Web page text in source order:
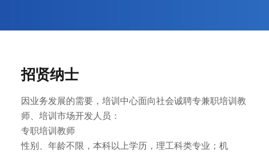
招贤纳士
因业务发展的需要，培训中心面向社会诚聘专兼职培训教
师、培训市场开发人员：
专职培训教师
性别、年龄不限，本科以上学历，理工科类专业；机